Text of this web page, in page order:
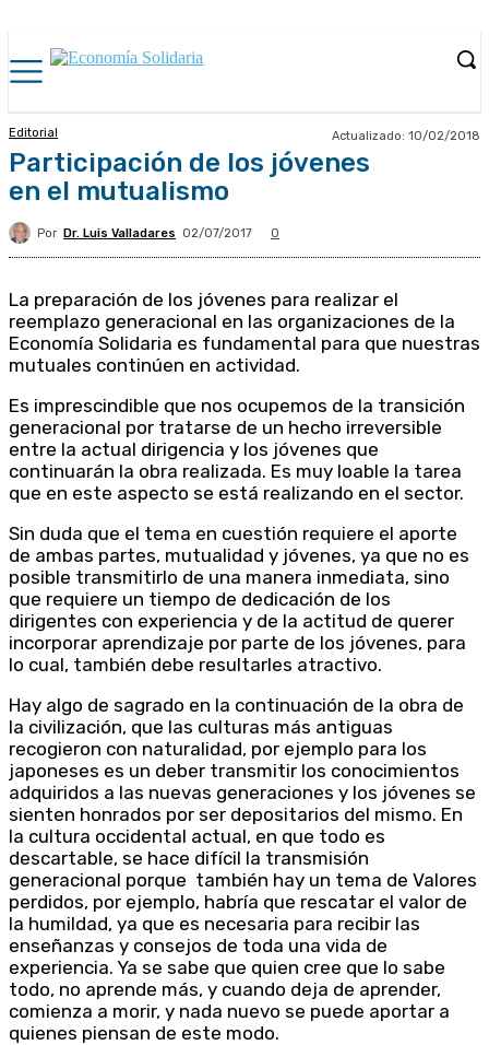
Editorial Actualizado: 10/02/2018
Participación de los jóvenes
en el mutualismo
Por Dr. Luis Valladares 02/07/2017 0
La preparación de los jóvenes para realizar el
reemplazo generacional en las organizaciones de la
Economía Solidaria es fundamental para que nuestras
mutuales continúen en actividad.
Es imprescindible que nos ocupemos de la transición
generacional por tratarse de un hecho irreversible
entre la actual dirigencia y los jóvenes que
continuarán la obra realizada. Es muy loable la tarea
que en este aspecto se está realizando en el sector.
Sin duda que el tema en cuestión requiere el aporte
de ambas partes, mutualidad y jóvenes, ya que no es
posible transmitirlo de una manera inmediata, sino
que requiere un tiempo de dedicación de los
dirigentes con experiencia y de la actitud de querer
incorporar aprendizaje por parte de los jóvenes, para
lo cual, también debe resultarles atractivo.
Hay algo de sagrado en la continuación de la obra de
la civilización, que las culturas más antiguas
recogieron con naturalidad, por ejemplo para los
japoneses es un deber transmitir los conocimientos
adquiridos a las nuevas generaciones y los jóvenes se
sienten honrados por ser depositarios del mismo. En
la cultura occidental actual, en que todo es
descartable, se hace difícil la transmisión
generacional porque también hay un tema de Valores
perdidos, por ejemplo, habría que rescatar el valor de
la humildad, ya que es necesaria para recibir las
enseñanzas y consejos de toda una vida de
experiencia. Ya se sabe que quien cree que lo sabe
todo, no aprende más, y cuando deja de aprender,
comienza a morir, y nada nuevo se puede aportar a
quienes piensan de este modo.